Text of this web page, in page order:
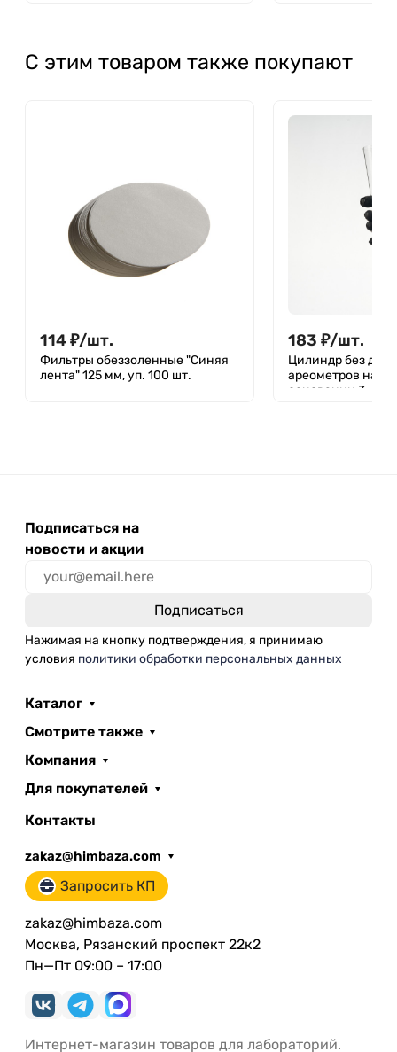
С этим товаром также покупают
114₽/шт.
Фильтры обеззоленные "Синяя
лента" 125 мм, уп. 100 шт.
183 ₽/шт.
Цилиндр без
ареометров на
основании 3-39/
Подписаться на
новости и акции
Нажимая на кнопку подтверждения, я принимаю
условия политики обработки персональных данных
Каталог
Смотрите также
Компания
Для покупателей
Контакты
zakaz@himbaza.com
Запросить КП
zakaz@himbaza.com
Москва, Рязанский проспект 22к2
Пн—Пт 09:00 – 17:00
Интернет-магазин товаров для лабораторий.